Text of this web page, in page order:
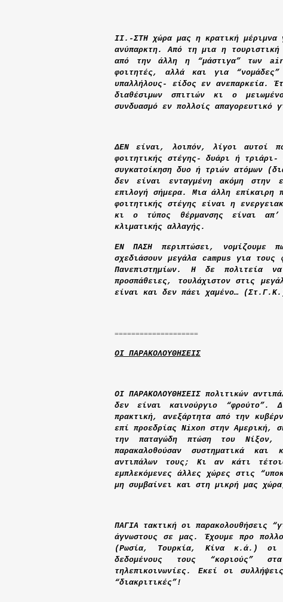
ΙΙ.-ΣΤΗ χώρα μας η κρατική μέριμνα
ανύπαρκτη. Από τη μια η
από την άλλη η “μάστιγα” των
φοιτητές, αλλά και για “νομάδες”
υπαλλήλους- είδος εν ανεπαρκεία.
διαθέσιμων σπιτιών κι ο
συνδυασμό εν πολλοίς απαγορευτικό
ΔΕΝ είναι, λοιπόν, λίγοι αυτοί
φοιτητικής στέγης- δυάρι ή
συγκατοίκηση δυο ή τριών ατόμων
δεν είναι ενταγμένη ακόμη στην
επιλογή σήμερα. Μια άλλη επίκαιρη
φοιτητικής στέγης είναι η
κι ο τύπος θέρμανσης είναι απ’
κλιματικής αλλαγής.
ΕΝ ΠΑΣΗ περιπτώσει, νομίζουμε
σχεδιάσουν μεγάλα campus για τους
Πανεπιστημίων. Η δε πολιτεία
προσπάθειες, τουλάχιστον στις
είναι και δεν πάει χαμένο…
====================
ΟΙ ΠΑΡΑΚΟΛΟΥΘΗΣΕΙΣ
ΟΙ ΠΑΡΑΚΟΛΟΥΘΗΣΕΙΣ πολιτικών
δεν είναι καινούργιο “φρούτο”.
πρακτική, ανεξάρτητα από την
επί προεδρίας Nixon στην Αμερική,
την παταγώδη πτώση του Νίξον,
παρακαλοθούσαν συστηματικά
αντιπάλων τους; Κι αν κάτι
εμπλεκόμενες άλλες χώρες στις
μη συμβαίνει και στη μικρή μας
ΠΑΓΙΑ τακτική οι παρακολουθήσεις
άγνωστους σε μας. Έχουμε προ
(Ρωσία, Τουρκία, Κίνα κ.ά.) οι
δεδομένους τους “κοριούς”
τηλεπικοινωνίες. Εκεί οι
“διακριτικές”!